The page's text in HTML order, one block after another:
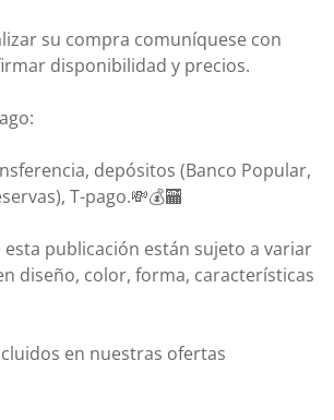
su compra comuníquese con
disponibilidad y precios.
depósitos (Banco Popular,
T-pago.💸💰🏧
esta publicación están sujeto a variar
diseño, color, forma, características
en nuestras ofertas